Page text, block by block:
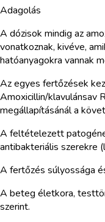
Adagolás
A dózisok mindig az
vonatkoznak, kivéve,
hatóanyagokra vannak
Az egyes fertőzések
Amoxicillin/klavulánsav
megállapításánál a
A feltételezett
antibakteriális szerekre
A fertőzés súlyossága
A beteg életkora,
szerint.